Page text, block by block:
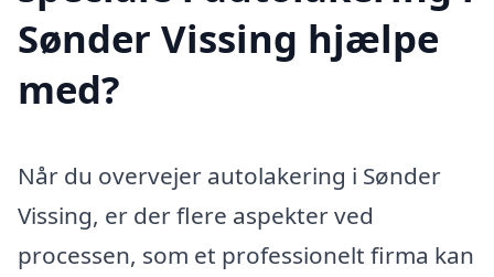
Sønder Vissing hjælpe
med?
Når du overvejer autolakering i Sønder
Vissing, er der flere aspekter ved
processen, som et professionelt firma kan